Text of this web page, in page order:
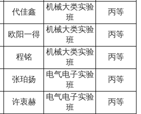
代佳鑫
机械大类实验
班
丙等
欧阳一得
机械大类实验
班
丙等
程铭
机械大类实验
班
丙等
张珀扬
电气电子实验
班
丙等
许衷赫
电气电子实验
班
丙等